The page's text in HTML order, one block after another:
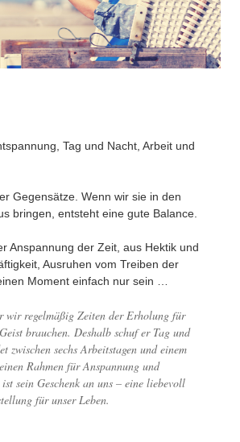
Tag und Nacht, Arbeit und
Gegensätze. Wenn wir sie in den
bringen, entsteht eine gute Balance.
Anspannung der Zeit, aus Hektik und
Ausruhen vom Treiben der
Moment einfach nur sein …
wir regelmäßig Zeiten der Erholung für
brauchen. Deshalb schuf er Tag und
zwischen sechs Arbeitstagen und einem
Rahmen für Anspannung und
sein Geschenk an uns – eine liebevoll
für unser Leben.